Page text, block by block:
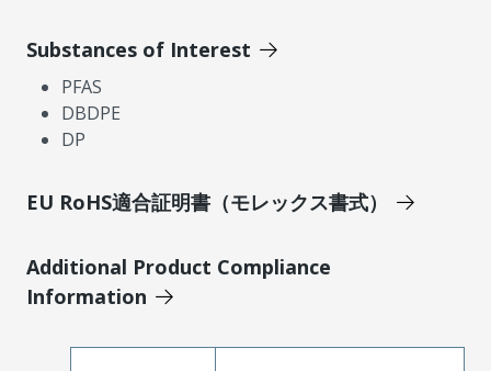
Substances of Interest
PFAS
DBDPE
DP
EU RoHS適合証明書（モレックス書式）
Additional Product Compliance
Information